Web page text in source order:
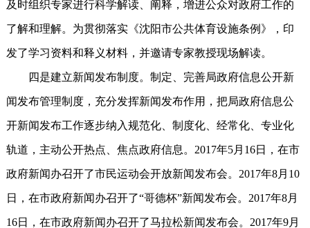
及时组织专家进行科学解读、阐释，增进公众对政府工作的
了解和理解。为贯彻落实《沈阳市公共体育设施条例》，印
发了学习资料和释义材料，并邀请专家教授现场解读。
四是建立新闻发布制度。制定、完善局政府信息公开新
闻发布管理制度，充分发挥新闻发布作用，把局政府信息公
开新闻发布工作逐步纳入规范化、制度化、经常化、专业化
轨道，主动公开热点、焦点政府信息。2017年5月16日，在市
政府新闻办召开了市民运动会开放新闻发布会。2017年8月10
日，在市政府新闻办召开了“哥德杯”新闻发布会。2017年8月
16日，在市政府新闻办召开了马拉松新闻发布会。2017年9月